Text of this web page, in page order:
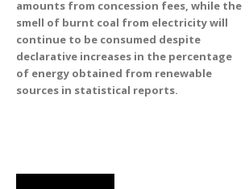
amounts from concession fees, while the
smell of burnt coal from electricity will
continue to be consumed despite
declarative increases in the percentage
of energy obtained from renewable
sources in statistical reports.